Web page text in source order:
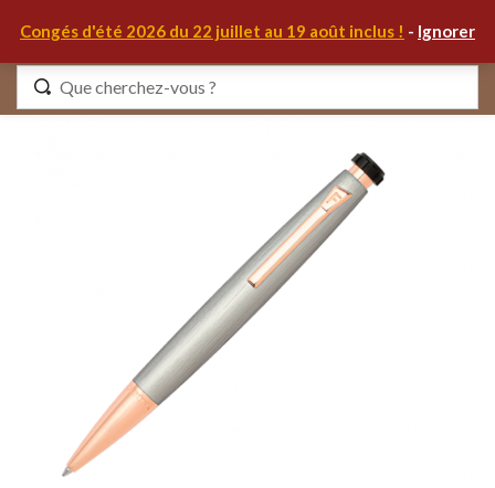
Congés d'été 2026 du 22 juillet au 19 août inclus ! - Ignorer
Identifiez-vous
Se souvenir de moi Mot de passe oublié ?
S'IDENTIFIER
MON COMPTE